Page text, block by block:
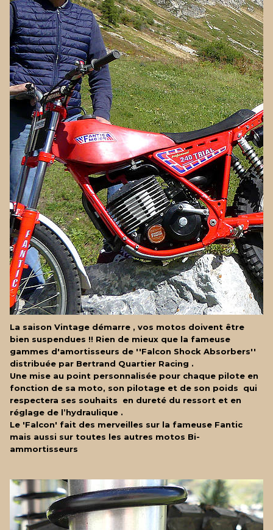
La saison Vintage démarre , vos motos doivent être
bien suspendues !! Rien de mieux que la fameuse
gammes d'amortisseurs de ''Falcon Shock Absorbers''
distribuée par Bertrand Quartier Racing .
Une mise au point personnalisée pour chaque pilote en
fonction de sa moto, son pilotage et de son poids qui
respectera ses souhaits en dureté du ressort et en
réglage de l’hydraulique .
Le 'Falcon' fait des merveilles sur la fameuse Fantic
mais aussi sur toutes les autres motos Bi-
ammortisseurs